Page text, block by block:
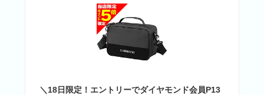
＼18日限定！エントリーでダイヤモンド会員P13